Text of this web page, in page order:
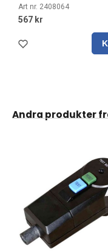
Art nr. 2408064
567 kr
Andra produkter